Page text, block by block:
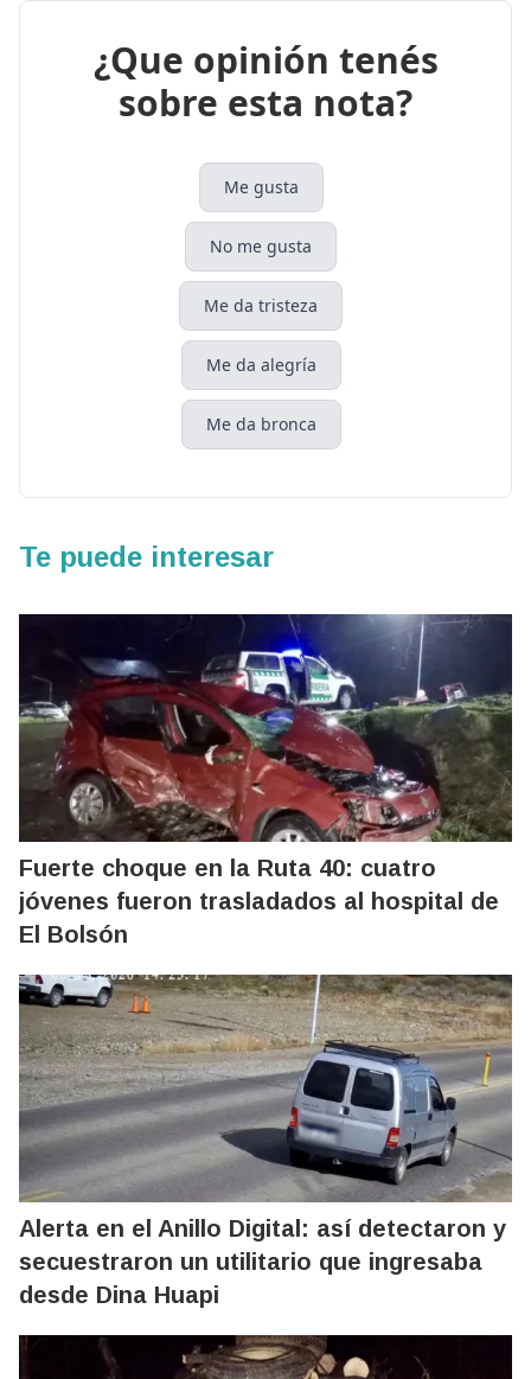
¿Que opinión tenés
sobre esta nota?
Me gusta
No me gusta
Me da tristeza
Me da alegría
Me da bronca
Te puede interesar
Fuerte choque en la Ruta 40: cuatro
jóvenes fueron trasladados al hospital de
El Bolsón
Alerta en el Anillo Digital: así detectaron y
secuestraron un utilitario que ingresaba
desde Dina Huapi